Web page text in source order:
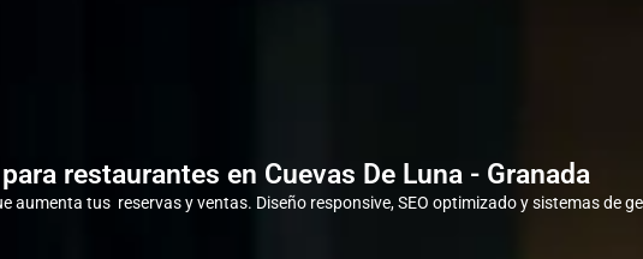
restaurantes en Cuevas De Luna - Granada
tus reservas y ventas. Diseño responsive, SEO optimizado y sistemas de